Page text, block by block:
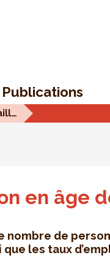
Publications
Population en âge de travailler
en âge
nombre de
les taux